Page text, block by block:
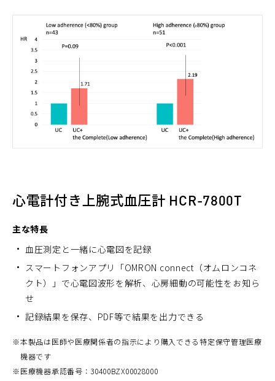
心電計付き上腕式血圧計 HCR-7800T
主な特長
血圧測定と一緒に心電図を記録
スマートフォンアプリ「OMRON connect（オムロンコネ
クト）」で心電図波形を解析、心房細動の可能性をお知ら
せ
記録結果を保存、PDF等で結果を出力できる
※本製品は医師や医療関係者の指示により購入できる特定保守管理医療
機器です
※医療機器承認番号：30400BZX00028000